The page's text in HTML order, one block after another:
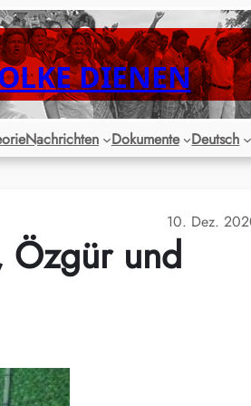
DIENEN
Nachrichten Dokumente Deutsch
10. Dez.
Özgür und